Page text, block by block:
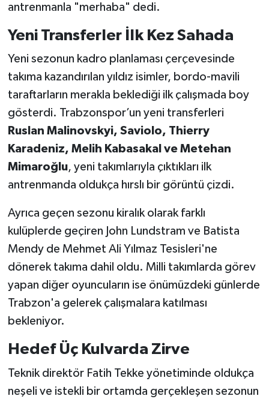
antrenmanla "merhaba" dedi.
Yeni Transferler İlk Kez Sahada
Yeni sezonun kadro planlaması çerçevesinde
takıma kazandırılan yıldız isimler, bordo-mavili
taraftarların merakla beklediği ilk çalışmada boy
gösterdi. Trabzonspor’un yeni transferleri
Ruslan Malinovskyi, Saviolo, Thierry
Karadeniz, Melih Kabasakal ve Metehan
Mimaroğlu, yeni takımlarıyla çıktıkları ilk
antrenmanda oldukça hırslı bir görüntü çizdi.
Ayrıca geçen sezonu kiralık olarak farklı
kulüplerde geçiren John Lundstram ve Batista
Mendy de Mehmet Ali Yılmaz Tesisleri'ne
dönerek takıma dahil oldu. Milli takımlarda görev
yapan diğer oyuncuların ise önümüzdeki günlerde
Trabzon'a gelerek çalışmalara katılması
bekleniyor.
Hedef Üç Kulvarda Zirve
Teknik direktör Fatih Tekke yönetiminde oldukça
neşeli ve istekli bir ortamda gerçekleşen sezonun